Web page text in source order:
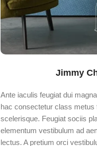
Jimmy
Ante iaculis feugiat dui
hac consectetur class metus
scelerisque. Feugiat sociis
elementum vestibulum ad
lectus. A pretium orci